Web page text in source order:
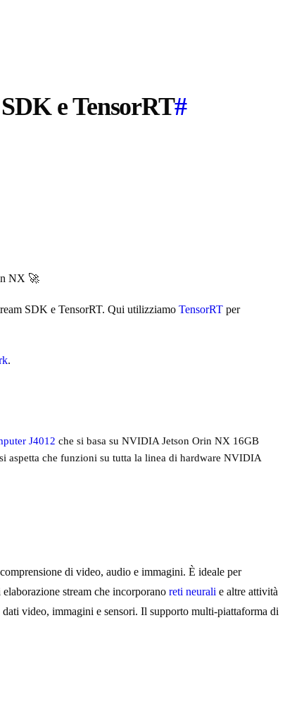
e TensorRT#
NX 🚀
SDK e TensorRT. Qui utilizziamo TensorRT per
.
J4012 che si basa su NVIDIA Jetson Orin NX 16GB
aspetta che funzioni su tutta la linea di hardware NVIDIA
di video, audio e immagini. È ideale per
stream che incorporano reti neurali e altre attività
video, immagini e sensori. Il supporto multi-piattaforma di